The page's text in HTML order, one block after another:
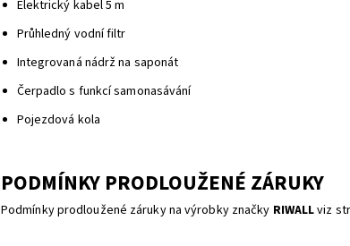
Elektrický kabel 5 m
Průhledný vodní filtr
Integrovaná nádrž na saponát
Čerpadlo s funkcí samonasávání
Pojezdová kola
PODMÍNKY PRODLOUŽENÉ ZÁRUKY
Podmínky prodloužené záruky na výrobky značky RIWALLviz